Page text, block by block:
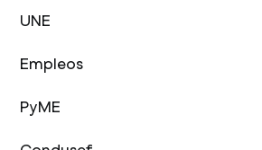
UNE
Empleos
PyME